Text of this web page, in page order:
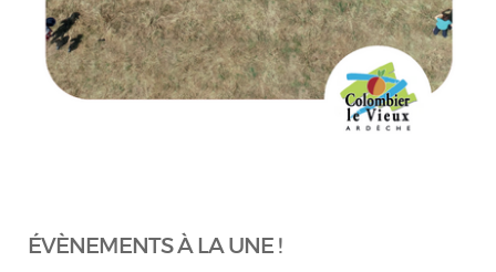
ÉVÈNEMENTS À LA UNE !